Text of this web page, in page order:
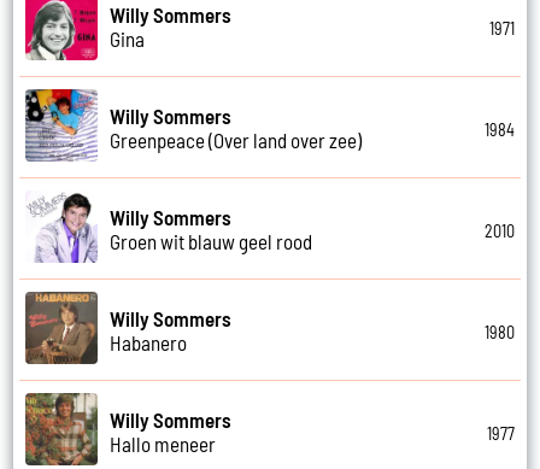
Willy Sommers
Gina
1971
Willy Sommers
Greenpeace (Over land over zee)
1984
Willy Sommers
Groen wit blauw geel rood
2010
Willy Sommers
Habanero
1980
Willy Sommers
Hallo meneer
1977